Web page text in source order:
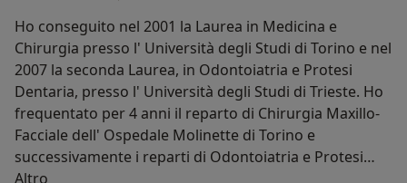
Ho conseguito nel 2001 la Laurea in Medicina e
Chirurgia presso l' Università degli Studi di Torino e nel
2007 la seconda Laurea, in Odontoiatria e Protesi
Dentaria, presso l' Università degli Studi di Trieste. Ho
frequentato per 4 anni il reparto di Chirurgia Maxillo-
Facciale dell' Ospedale Molinette di Torino e
successivamente i reparti di Odontoiatria e Protesi
Dentaria, sempre dello stesso ospedale.
Altro